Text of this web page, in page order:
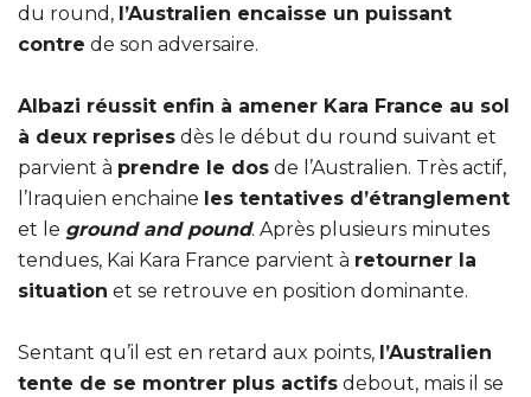
du round, l’Australien encaisse un puissant
contre de son adversaire.
Albazi réussit enfin à amener Kara France au sol
à deux reprises dès le début du round suivant et
parvient à prendre le dos de l’Australien. Très actif,
l’Iraquien enchaine les tentatives d’étranglement
et le ground and pound. Après plusieurs minutes
tendues, Kai Kara France parvient à retourner la
situation et se retrouve en position dominante.
Sentant qu’il est en retard aux points, l’Australien
tente de se montrer plus actifs debout, mais il se